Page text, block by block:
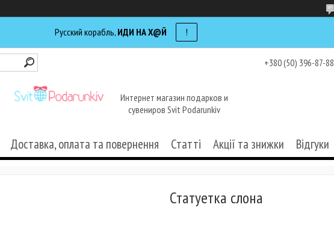
Русский корабль, ИДИ НА Х@Й !
+380 (50) 396-87-88
Интернет магазин подарков и
сувениров Svit Podarunkiv
Доставка, оплата та повернення Статті Акції та знижки Відгуки
Статуетка слона